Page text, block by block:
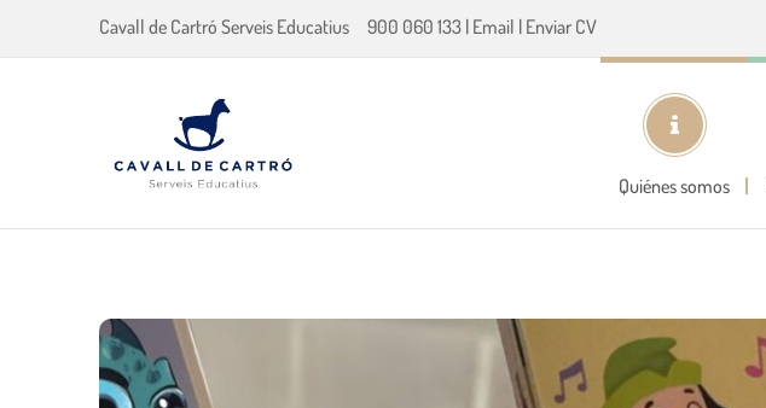
Cavall de Cartró Serveis Educatius 900 060 133 | Email | Enviar CV
Quiénes somos